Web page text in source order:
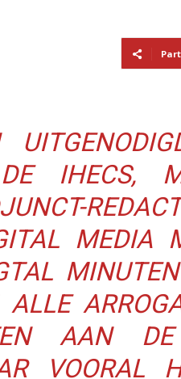
IHECS,
MEDIA
AAN
VOORAL